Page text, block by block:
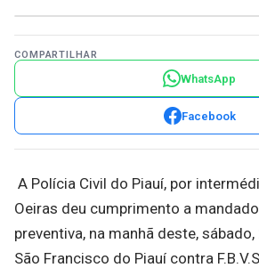
COMPARTILHAR
WhatsApp
Facebook
A Polícia Civil do Piauí, por
Oeiras deu cumprimento a
preventiva, na manhã deste,
São Francisco do Piauí contra